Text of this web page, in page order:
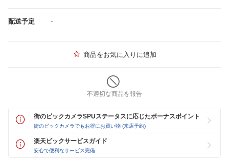
配送予定 -
商品をお気に入りに追加
不適切な商品を報告
街のビックカメラSPUステータスに応じたボーナスポイント
街のビックカメラでもお得にお買い物 (来店予約)
楽天ビックサービスガイド
安心で便利なサービス完備